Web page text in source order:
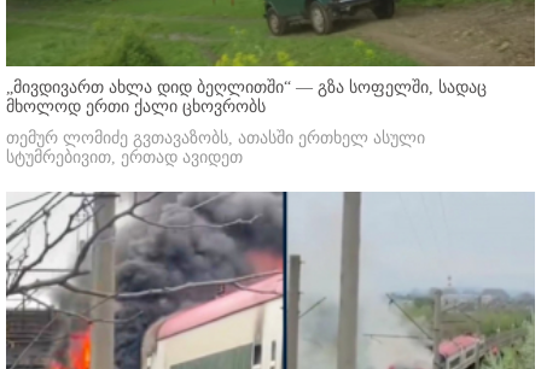
„მივდივართ ახლა დიდ ბეღლითში“ — გზა სოფელში, სადაც
მხოლოდ ერთი ქალი ცხოვრობს
თემურ ლომიძე გვთავაზობს, ათასში ერთხელ ასული
სტუმრებივით, ერთად ავიდეთ